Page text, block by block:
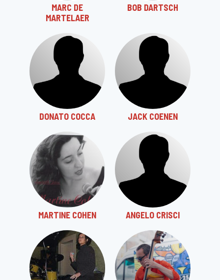
MARC DE
MARTELAER
BOB DARTSCH
DONATO COCCA JACK COENEN
MARTINE COHEN ANGELO CRISCI